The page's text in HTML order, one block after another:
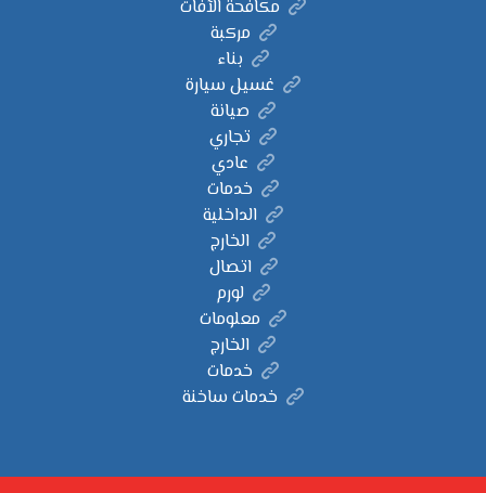
مكافحة الآفات
مركبة
بناء
غسيل سيارة
صيانة
تجاري
عادي
خدمات
الداخلية
الخارج
اتصال
لورم
معلومات
الخارج
خدمات
خدمات ساخنة